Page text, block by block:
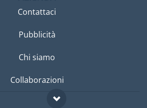
Contattaci
Pubblicità
Chi siamo
Collaborazioni